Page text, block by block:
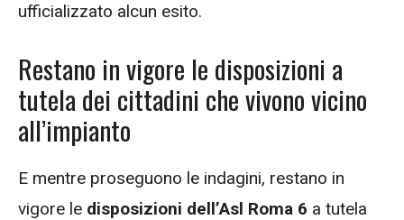
ufficializzato alcun esito.
Restano in vigore le disposizioni a
tutela dei cittadini che vivono vicino
all’impianto
E mentre proseguono le indagini, restano in
vigore le disposizioni dell’Asl Roma 6 a tutela